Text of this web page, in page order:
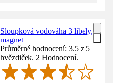
Sloupková vodováha 3 libely,
magnet
Průměrné hodnocení: 3.5 z 5
hvězdiček. 2 Hodnocení.